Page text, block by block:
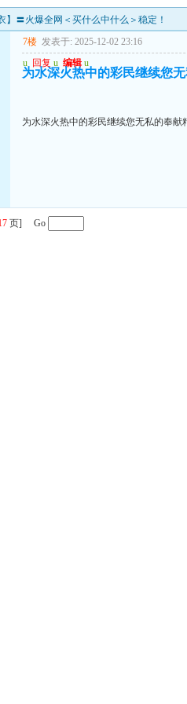
】〓火爆全网＜买什么中什么＞稳定！
7楼 发表于: 2025-12-02 23:16
u 回复 u 编辑 u
为水深火热中的彩民继续您
为水深火热中的彩民继续您无私的奉献
页] Go